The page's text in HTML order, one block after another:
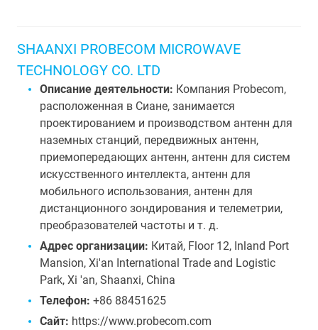
SHAANXI PROBECOM MICROWAVE
TECHNOLOGY CO. LTD
Описание деятельности: Компания Probecom,
расположенная в Сиане, занимается
проектированием и производством антенн для
наземных станций, передвижных антенн,
приемопередающих антенн, антенн для систем
искусственного интеллекта, антенн для
мобильного использования, антенн для
дистанционного зондирования и телеметрии,
преобразователей частоты и т. д.
Адрес организации: Китай, Floor 12, Inland Port
Mansion, Xi'an International Trade and Logistic
Park, Xi 'an, Shaanxi, China
Телефон: +86 88451625
Сайт: https://www.probecom.com